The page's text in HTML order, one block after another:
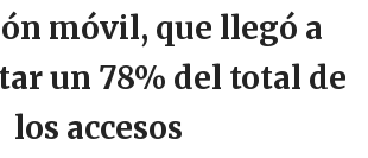
móvil, que llegó a
un 78% del total de
los accesos